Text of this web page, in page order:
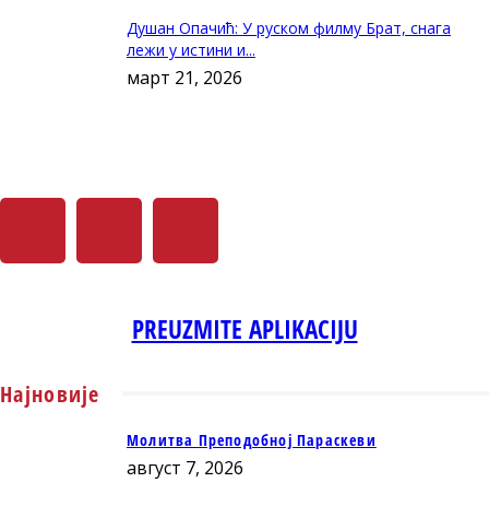
Душан Опачић: У руском филму Брат, снага
лежи у истини и...
март 21, 2026
PREUZMITE APLIKACIJU
Најновије
Молитва Преподобној Параскеви
август 7, 2026